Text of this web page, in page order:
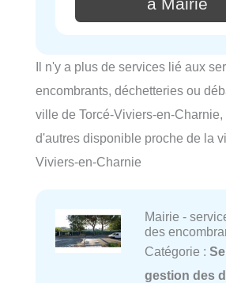
à Mairie
Il n'y a plus de services lié aux
encombrants, déchetteries ou
ville de Torcé-Viviers-en-
d'autres disponible proche de la
Viviers-en-Charnie
Mairie -
des
Catégorie :
gestion des